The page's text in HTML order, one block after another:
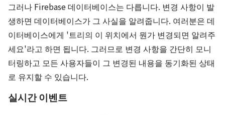
그러나 Firebase 데이터베이스는 다릅니다. 변경 사항이 발
생하면 데이터베이스가 그 사실을 알려줍니다. 여러분은 데
이터베이스에게 '트리의 이 위치에서 뭔가 변경되면 알려주
세요'라고 하면 됩니다. 그러므로 변경 사항을 간단히 모니
터링하고 모든 사용자들이 그 변경된 내용을 동기화된 상태
로 유지할 수 있습니다.
실시간 이벤트